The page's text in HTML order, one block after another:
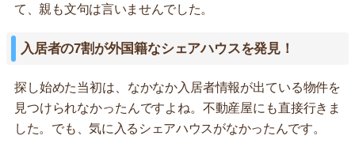
て、親も文句は言いませんでした。
入居者の7割が外国籍なシェアハウスを発見！
探し始めた当初は、なかなか入居者情報が出ている物件を
見つけられなかったんですよね。不動産屋にも直接行きま
した。でも、気に入るシェアハウスがなかったんです。